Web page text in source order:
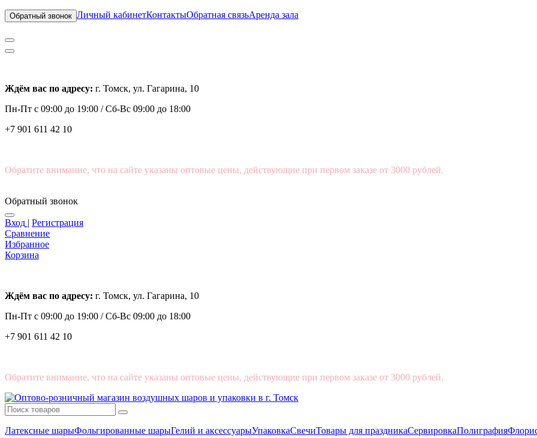
Обратный звонок Личный кабинетКонтактыОбратная связьАренда зала
Ждём вас по адресу: г. Томск, ул. Гагарина, 10
Пн-Пт с 09:00 до 19:00 /Сб-Вс 09:00 до 18:00
+7 901 611 42 10
Обратите внимание, что на сайте указаны оптовые цены, действующие при первом заказе от 3000 рублей.
Обратный звонок
Вход | Регистрация
Сравнение
Избранное
Корзина
Ждём вас по адресу: г. Томск, ул. Гагарина, 10
Пн-Пт с 09:00 до 19:00 /Сб-Вс 09:00 до 18:00
+7 901 611 42 10
Обратите внимание, что на сайте указаны оптовые цены, действующие при первом заказе от 3000 рублей.
Латексные шарыФольгированные шарыГелий и аксессуарыУпаковкаСвечиТовары для праздникаСервировкаПолиграфия